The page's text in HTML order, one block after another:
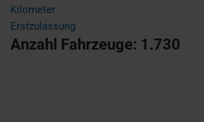
Kilometer
Erstzulassung
Anzahl Fahrzeuge: 1.730